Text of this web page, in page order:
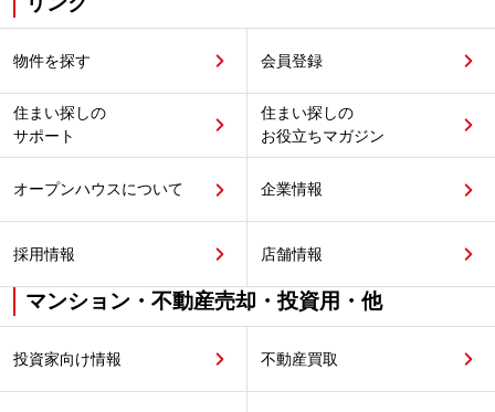
物件を探す 会員登録
住まい探しの
サポート
住まい探しの
お役立ちマガジン
オープンハウスについて 企業情報
採用情報 店舗情報
マンション・不動産売却・投資用・他
投資家向け情報 不動産買取